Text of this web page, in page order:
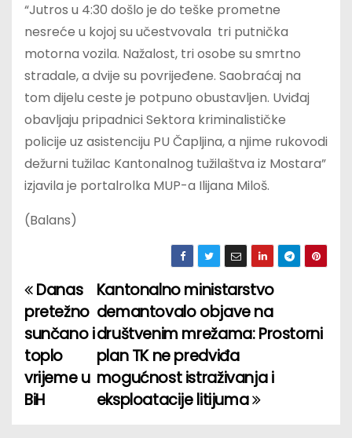
“Jutros u 4:30 došlo je do teške prometne
nesreće u kojoj su učestvovala tri putnička
motorna vozila. Nažalost, tri osobe su smrtno
stradale, a dvije su povrijeđene. Saobraćaj na
tom dijelu ceste je potpuno obustavljen. Uviđaj
obavljaju pripadnici Sektora kriminalističke
policije uz asistenciju PU Čapljina, a njime rukovodi
dežurni tužilac Kantonalnog tužilaštva iz Mostara”
izjavila je portalrolka MUP-a Ilijana Miloš.
(Balans)
P
o
s
t
Kantonalno ministarstvo
demantovalo objave na
društvenim mrežama: Prostorni
plan TK ne predviđa
mogućnost istraživanja i
eksploatacije litijuma
Danas
pretežno
sunčano i
toplo
vrijeme u
BiH